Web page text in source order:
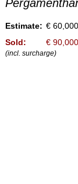
Estimate: €
Sold:
€
(incl. surcharge)